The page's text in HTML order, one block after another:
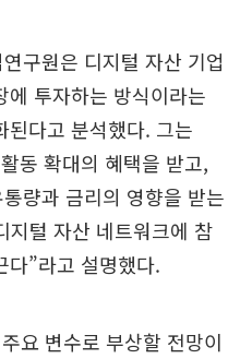
구원은 디지털 자산 기업
에 투자하는 방식이라는
된다고 분석했다. 그는
동 확대의 혜택을 받고,
량과 금리의 영향을 받는
지털 자산 네트워크에 참
다”라고 설명했다.
요 변수로 부상할 전망이